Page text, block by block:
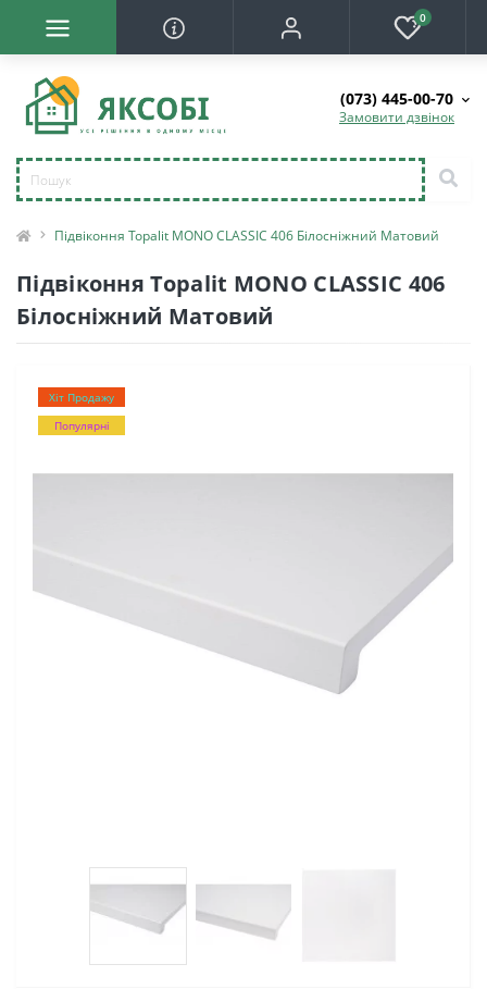
0
(073) 445-00-70
Замовити дзвінок
Підвіконня Topalit MONO CLASSIC 406 Білосніжний Матовий
Підвіконня Topalit MONO CLASSIC 406
Білосніжний Матовий
Хіт Продажу
Популярні